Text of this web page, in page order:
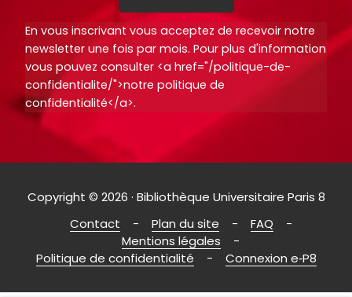
En vous inscrivant vous acceptez de recevoir notre
newsletter une fois par mois. Pour plus d'information
vous pouvez consulter <a href="/politique-de-
confidentialite/">notre politique de
confidentialité</a>.
Copyright © 2026 · Bibliothèque Universitaire Paris 8
Contact
Plan du site
FAQ
Mentions légales
Politique de confidentialité
Connexion e‑P8